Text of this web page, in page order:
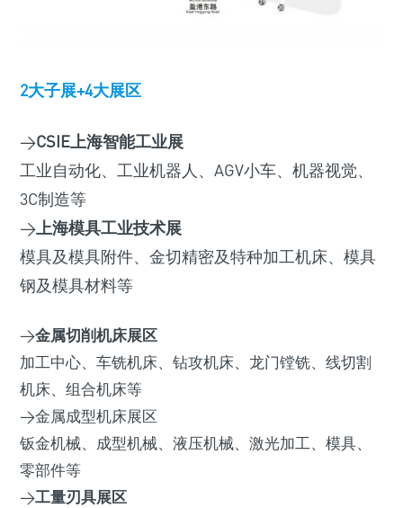
2大子展+4大展区
>CSIE上海智能工业展
工业自动化、工业机器人、AGV小车、机器视觉、
3C制造等
> 上海模具工业技术展
模具及模具附件、金切精密及特种加工机床、模具
钢及模具材料等
>金属切削机床展区
加工中心、车铣机床、钻攻机床、龙门镗铣、线切割
机床、组合机床等
>金属成型机床展区
钣金机械、成型机械、液压机械、激光加工、模具、
零部件等
>工量刃具展区